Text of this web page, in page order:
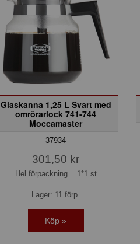
Glaskanna 1,25 L Svart med
omrörarlock 741-744
Moccamaster
37934
301,50 kr
Hel förpackning = 1*1 st
Lager: 11 förp.
Köp »